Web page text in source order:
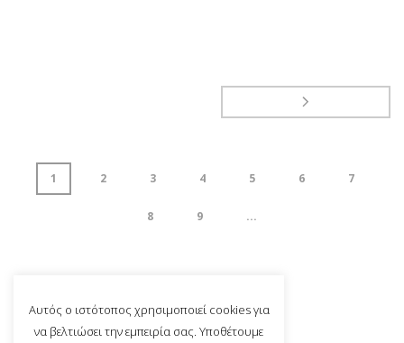
1 2 3 4 5 6 7
8 9 ...
Αυτός ο ιστότοπος χρησιμοποιεί cookies για
να βελτιώσει την εμπειρία σας. Υποθέτουμε